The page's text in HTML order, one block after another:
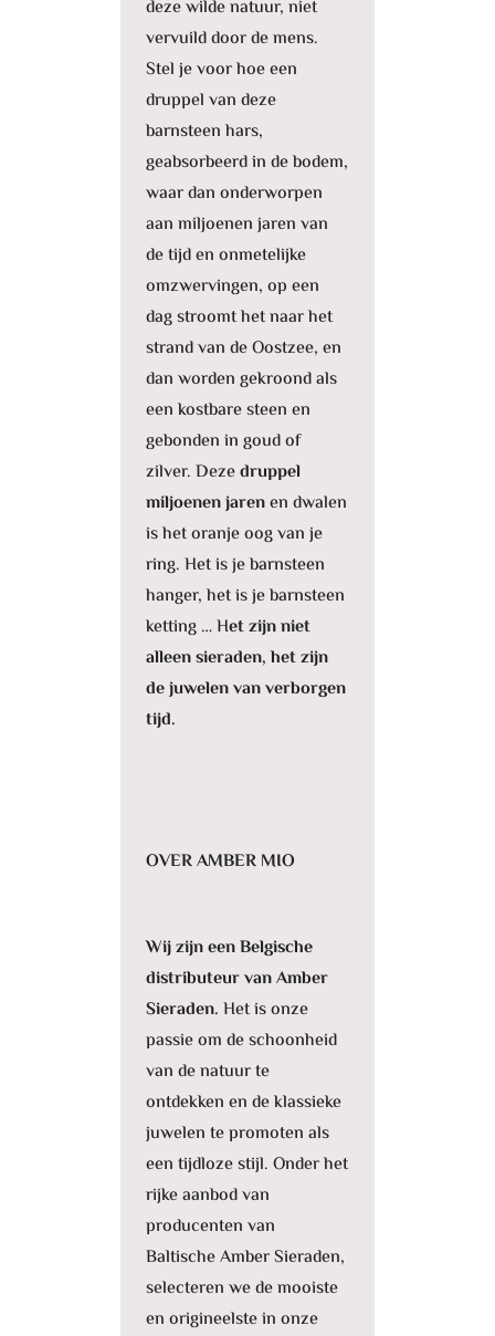
deze wilde natuur, niet
vervuild door de mens.
Stel je voor hoe een
druppel van deze
barnsteen hars,
geabsorbeerd in de bodem,
waar dan onderworpen
aan miljoenen jaren van
de tijd en onmetelijke
omzwervingen, op een
dag stroomt het naar het
strand van de Oostzee, en
dan worden gekroond als
een kostbare steen en
gebonden in goud of
zilver. Dezedruppel
miljoenen jarenen dwalen
is het oranje oog van je
ring. Het is je barnsteen
hanger, het is je barnsteen
ketting … Het zijn niet
alleen sieraden, het zijn
de juwelen van verborgen
tijd.
OVER AMBER MIO
Wij zijn een Belgische
distributeur van Amber
Sieraden. Het is onze
passie om de schoonheid
van de natuur te
ontdekken en de klassieke
juwelen te promoten als
een tijdloze stijl. Onder het
rijke aanbod van
producenten van
Baltische Amber Sieraden,
selecteren we de mooiste
en origineelste in onze